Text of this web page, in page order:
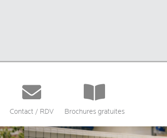

Contact / RDV Brochures gratuites